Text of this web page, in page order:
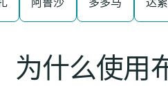
为什么使用